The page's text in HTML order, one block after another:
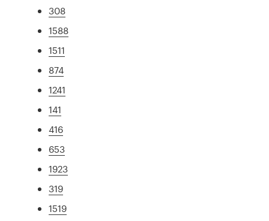
308
1588
1511
874
1241
141
416
653
1923
319
1519